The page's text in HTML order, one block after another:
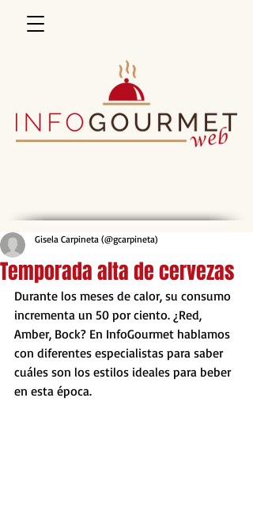
Temporada alta de cervezas
Gisela Carpineta (@gcarpineta)
Durante los meses de calor, su consumo
incrementa un 50 por ciento. ¿Red,
Amber, Bock? En InfoGourmet hablamos
con diferentes especialistas para saber
cuáles son los estilos ideales para beber
en esta época.